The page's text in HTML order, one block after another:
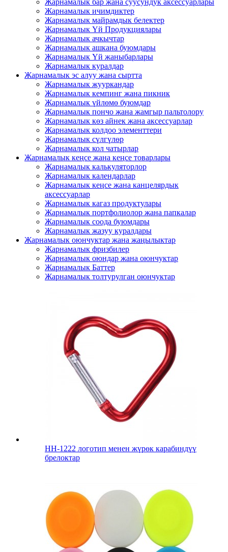
Жарнамалык бар жана суусундук аксессуарлары
Жарнамалык ичимдиктер
Жарнамалык майрамдык белектер
Жарнамалык Үй Продукциялары
Жарнамалык ачкычтар
Жарнамалык ашкана буюмдары
Жарнамалык Үй жаныбарлары
Жарнамалык куралдар
Жарнамалык эс алуу жана сыртта
Жарнамалык жууркандар
Жарнамалык кемпинг жана пикник
Жарнамалык үйлөмө буюмдар
Жарнамалык пончо жана жамгыр пальтолору
Жарнамалык көз айнек жана аксессуарлар
Жарнамалык колдоо элементтери
Жарнамалык сүлгүлөр
Жарнамалык кол чатырлар
Жарнамалык кеңсе жана кеңсе товарлары
Жарнамалык калькуляторлор
Жарнамалык календарлар
Жарнамалык кеңсе жана канцелярдык
аксессуарлар
Жарнамалык кагаз продуктулары
Жарнамалык портфолиолор жана папкалар
Жарнамалык соода буюмдары
Жарнамалык жазуу куралдары
Жарнамалык оюнчуктар жана жаңылыктар
Жарнамалык фризбилер
Жарнамалык оюндар жана оюнчуктар
Жарнамалык Баттер
Жарнамалык толтурулган оюнчуктар
HH-1222 логотип менен жүрөк карабиндүү
брелоктар